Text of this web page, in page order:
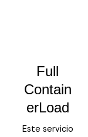
Full
Contain
erLoad
Este servicio